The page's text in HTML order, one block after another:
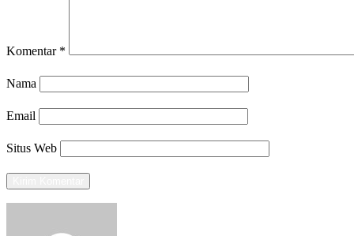
Komentar *
Nama
Email
Situs Web